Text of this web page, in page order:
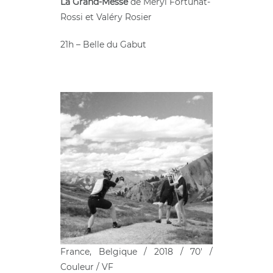
Rossi et Valéry Rosier
21h – Belle du Gabut
France, Belgique / 2018 / 70′ /
Couleur / VF